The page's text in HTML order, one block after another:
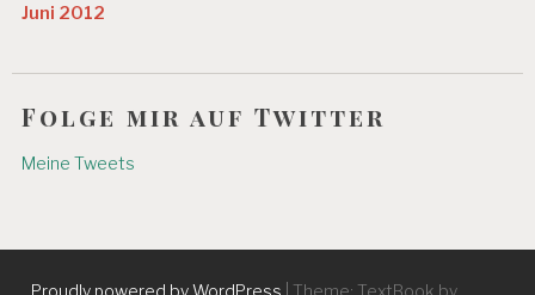
Juni 2012
Folge mir auf Twitter
Meine Tweets
Proudly powered by WordPress
Theme: TextBook by